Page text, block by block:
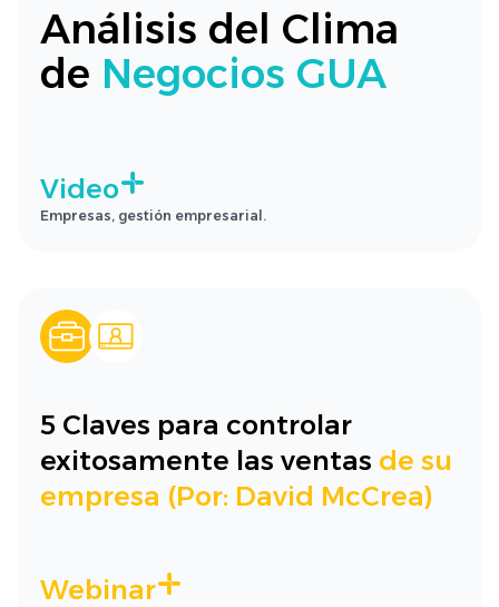
Análisis del Clima
de Negocios GUA
Video
Empresas, gestión empresarial.
5 Claves para controlar
exitosamente las ventas de su
empresa (Por: David McCrea)
Webinar